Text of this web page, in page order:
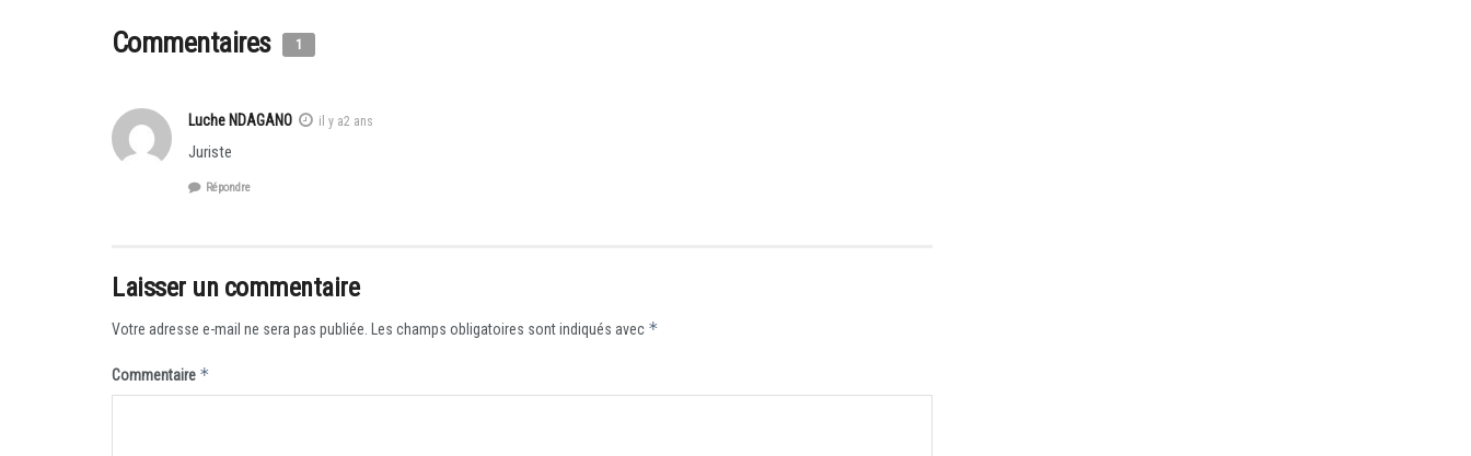
Commentaires 1
Luche NDAGANO il y a2 ans
Juriste
Répondre
Laisser un commentaire
Votre adresse e-mail ne sera pas publiée. Les champs obligatoires sont indiqués avec *
Commentaire *